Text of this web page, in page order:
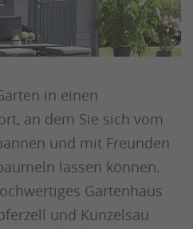
in einen
an dem Sie sich vom
und mit Freunden
lassen können.
Gartenhaus
und Künzelsau